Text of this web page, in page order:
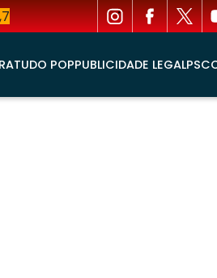
TUDO POPPUBLICIDADE LEGAL